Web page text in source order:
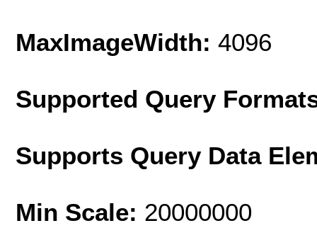
MaxImageWidth: 4096
Supported Query
Supports Query Data
Min Scale: 20000000